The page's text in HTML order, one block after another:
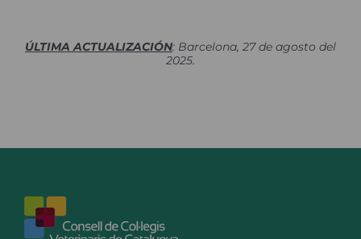
ÚLTIMA ACTUALIZACIÓN: Barcelona, 27 de agosto del
2025.